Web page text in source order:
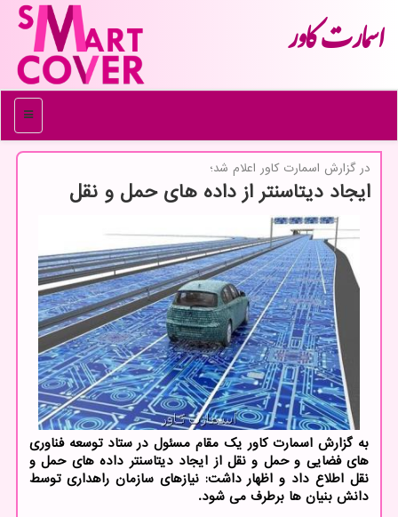
اسمارت كاور
منو
در گزارش اسمارت كاور اعلام شد؛
ایجاد دیتاسنتر از داده های حمل و نقل
به گزارش اسمارت كاور یك مقام مسئول در ستاد توسعه فناوری
های فضایی و حمل و نقل از ایجاد دیتاسنتر داده های حمل و
نقل اطلاع داد و اظهار داشت: نیازهای سازمان راهداری توسط
دانش بنیان ها برطرف می شود.